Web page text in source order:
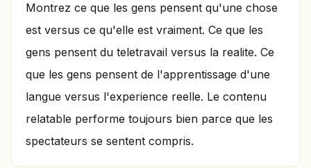
Montrez ce que les gens pensent qu'une chose
est versus ce qu'elle est vraiment. Ce que les
gens pensent du teletravail versus la realite. Ce
que les gens pensent de l'apprentissage d'une
langue versus l'experience reelle. Le contenu
relatable performe toujours bien parce que les
spectateurs se sentent compris.